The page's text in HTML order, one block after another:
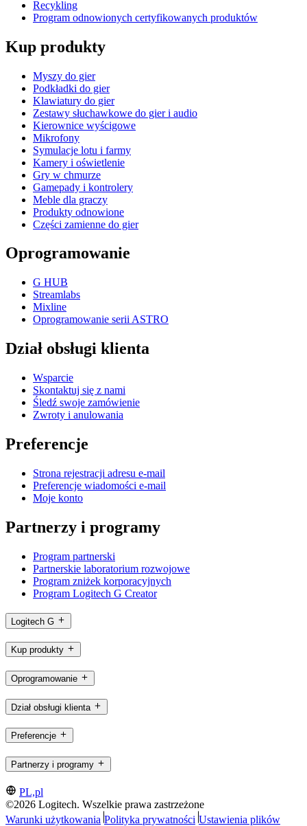
Recykling
Program odnowionych certyfikowanych produktów
Kup produkty
Myszy do gier
Podkładki do gier
Klawiatury do gier
Zestawy słuchawkowe do gier i audio
Kierownice wyścigowe
Mikrofony
Symulacje lotu i farmy
Kamery i oświetlenie
Gry w chmurze
Gamepady i kontrolery
Meble dla graczy
Produkty odnowione
Części zamienne do gier
Oprogramowanie
G HUB
Streamlabs
Mixline
Oprogramowanie serii ASTRO
Dział obsługi klienta
Wsparcie
Skontaktuj się z nami
Śledź swoje zamówienie
Zwroty i anulowania
Preferencje
Strona rejestracji adresu e-mail
Preferencje wiadomości e-mail
Moje konto
Partnerzy i programy
Program partnerski
Partnerskie laboratorium rozwojowe
Program zniżek korporacyjnych
Program Logitech G Creator
Logitech G
Kup produkty
Oprogramowanie
Dział obsługi klienta
Preferencje
Partnerzy i programy
PL,pl
©2026 Logitech. Wszelkie prawa zastrzeżone
Warunki użytkowania Polityka prywatności Ustawienia plików